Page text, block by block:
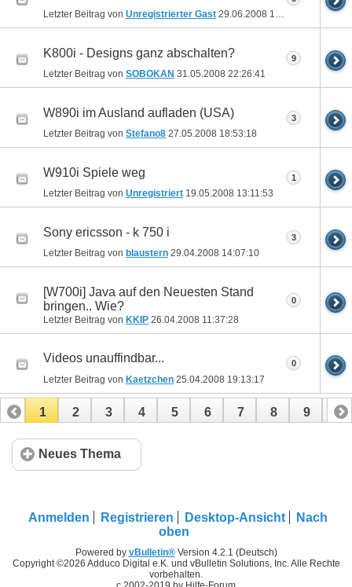
Letzter Beitrag von Unregistrierter Gast 29.06.2008 12:24:55
K800i - Designs ganz abschalten?
Letzter Beitrag von SOBOKAN 31.05.2008 22:26:41
9
W890i im Ausland aufladen (USA)
Letzter Beitrag von Stefano8 27.05.2008 18:53:18
3
W910i Spiele weg
Letzter Beitrag von Unregistriert 19.05.2008 13:11:53
1
Sony ericsson - k 750 i
Letzter Beitrag von blaustern 29.04.2008 14:07:10
3
[W700i] Java auf den Neuesten Stand
bringen.. Wie?
Letzter Beitrag von KKIP 26.04.2008 11:37:28
0
Videos unauffindbar...
Letzter Beitrag von Kaetzchen 25.04.2008 19:13:17
0
1 2 3 4 5 6 7 8 9 10
11 12 13 14
Neues Thema
Anmelden Registrieren Desktop-Ansicht
Nach
oben
Powered by vBulletin®Version 4.2.1 (Deutsch)
Copyright ©2026 Adduco Digital e.K. und vBulletin Solutions, Inc. Alle Rechte
vorbehalten.